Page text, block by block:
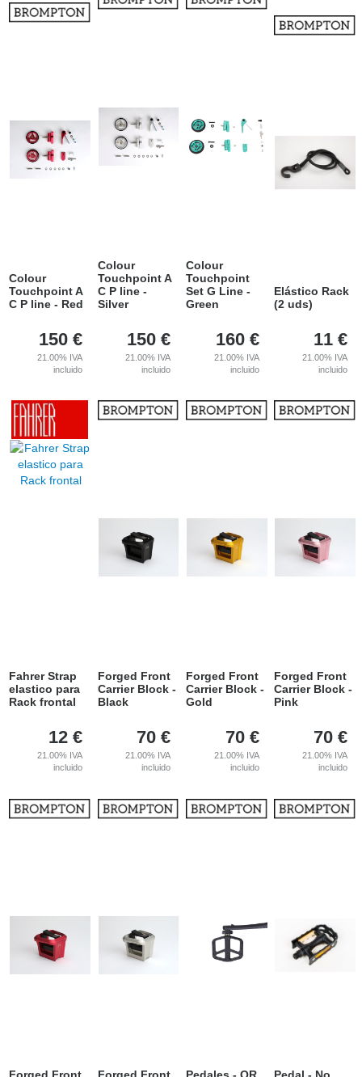
Colour
Touchpoint A
C P line - Red
150 €
21.00% IVA
incluido
Colour
Touchpoint A
C P line -
Silver
150 €
21.00% IVA
incluido
Colour
Touchpoint
Set G Line -
Green
160 €
21.00% IVA
incluido
Elástico Rack
(2 uds)
11 €
21.00% IVA
incluido
Fahrer Strap
elastico para
Rack frontal
12 €
21.00% IVA
incluido
Forged Front
Carrier Block -
Black
70 €
21.00% IVA
incluido
Forged Front
Carrier Block -
Gold
70 €
21.00% IVA
incluido
Forged Front
Carrier Block -
Pink
70 €
21.00% IVA
incluido
Forged Front Forged Front Pedales - QR Pedal - No